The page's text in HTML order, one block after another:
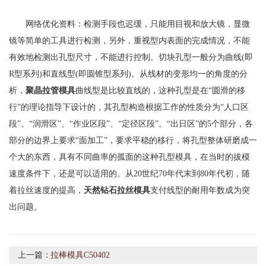
网络优化资料：检测手段也迟缓，只能用目视和放大镜，显微
镜等简单的工具进行检测，另外，重视型内表面的完成情况，不能
有效地检测出孔型尺寸，不能进行控制。切块孔型一般分为曲线(即
R型系列)和直线型(即圆锥型系列)。从线材的变形均一的角度的分
析， 聚晶拉管模具曲线型是比较直线的，这种孔型是在“圆滑的移
行”的理论指导下设计的，其孔型构造根据工作的性质分为“人口区
段”、“润滑区”、“作业区段”、“定径区段”。“出日区”的5个部分，各
部分的边界上要求“面加工”，要求平稳的移行，将孔型整体研磨成一
个大的东西，具有不同曲率的孤面的这种孔型模具，在当时的拔模
速度条件下，还是可以适用的。从20世纪70年代末到80年代初，随
着拉丝速度的提高， 天然钻石拉丝模具支付线型的耐用年数成为突
出问题。
上一篇：拉棒模具C50402